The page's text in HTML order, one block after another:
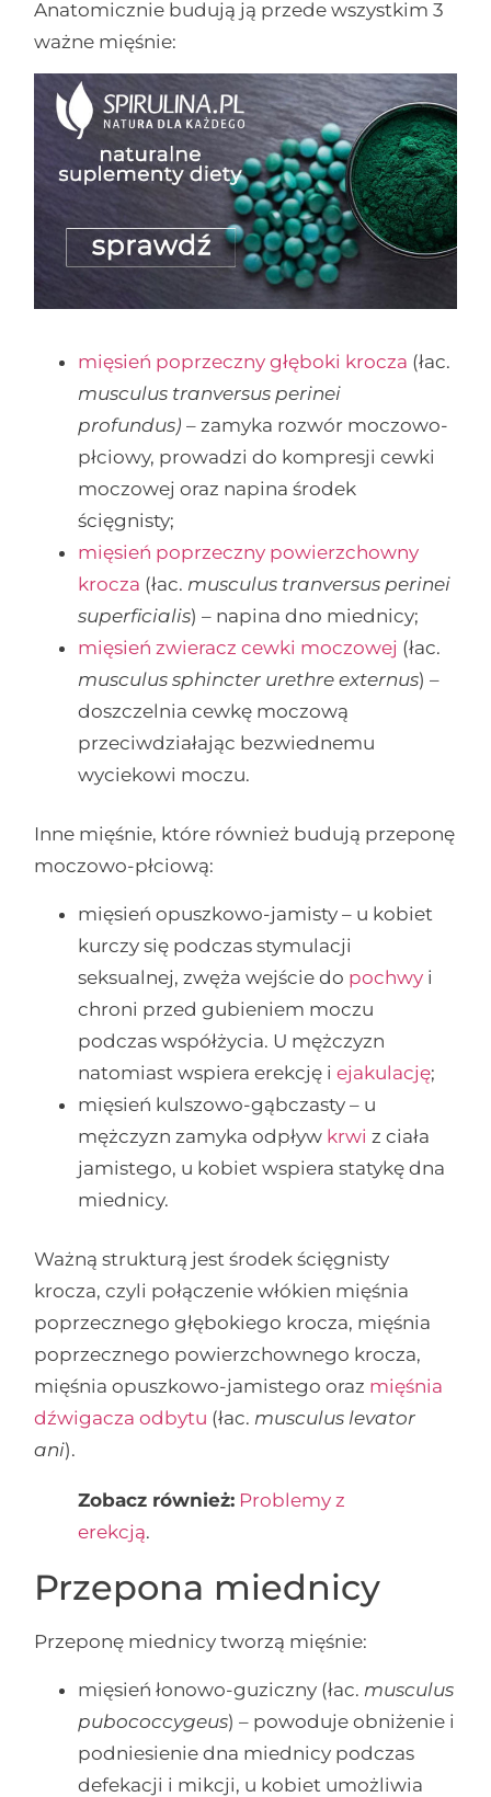
Anatomicznie budują ją przede wszystkim 3
ważne mięśnie:
mięsień poprzeczny głęboki krocza (łac.
musculus tranversus perinei
profundus) – zamyka rozwór moczowo-
płciowy, prowadzi do kompresji cewki
moczowej oraz napina środek
ścięgnisty;
mięsień poprzeczny powierzchowny
krocza (łac. musculus tranversus perinei
superficialis) – napina dno miednicy;
mięsień zwieracz cewki moczowej (łac.
musculus sphincter urethre externus) –
doszczelnia cewkę moczową
przeciwdziałając bezwiednemu
wyciekowi moczu.
Inne mięśnie, które również budują przeponę
moczowo-płciową:
mięsień opuszkowo-jamisty – u kobiet
kurczy się podczas stymulacji
seksualnej, zwęża wejście do pochwy i
chroni przed gubieniem moczu
podczas współżycia. U mężczyzn
natomiast wspiera erekcję iejakulację;
mięsień kulszowo-gąbczasty – u
mężczyzn zamyka odpływ krwi z ciała
jamistego, u kobiet wspiera statykę dna
miednicy.
Ważną strukturą jest środek ścięgnisty
krocza, czyli połączenie włókien mięśnia
poprzecznego głębokiego krocza, mięśnia
poprzecznego powierzchownego krocza,
mięśnia opuszkowo-jamistego oraz mięśnia
dźwigacza odbytu (łac. musculus levator
ani).
Zobacz również: Problemy z
erekcją.
Przepona miednicy
Przeponę miednicy tworzą mięśnie:
mięsień łonowo-guziczny (łac. musculus
pubococcygeus) – powoduje obniżenie i
podniesienie dna miednicy podczas
defekacji i mikcji, u kobiet umożliwia